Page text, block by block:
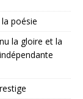
poésie
la gloire et la